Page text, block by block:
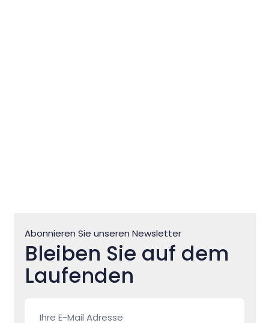
Abonnieren Sie unseren Newsletter
Bleiben Sie auf dem
Laufenden